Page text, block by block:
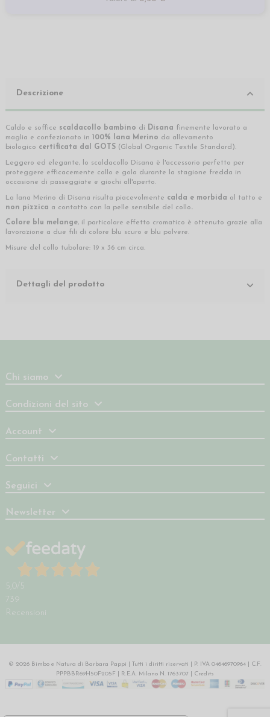
Descrizione
Caldo e soffice scaldacollo bambino di Disana finemente lavorato a
maglia e confezionato in 100% lana Merino da allevamento
biologico certificata dal GOTS (Global Organic Textile Standard).
Leggero ed elegante, lo scaldacollo Disana è l'accessorio perfetto per
proteggere efficacemente collo e gola durante la stagione fredda in
occasione di passeggiate e giochi all'aperto.
La lana Merino di Disana risulta piacevolmente calda e morbida al tatto e
non pizzica a contatto con la pelle sensibile del collo.
Colore blu melange, il particolare effetto cromatico è ottenuto grazie alla
lavorazione a due fili di colore blu scuro e blu polvere.
Misure del collo tubolare: 19 x 36 cm circa.
Dettagli del prodotto
Chi siamo
Condizioni del sito
Account
Contatti
Seguici
Newsletter
5,0 /5
739
Recensioni
© 2026 Bimbo e Natura di Barbara Pappi | Tutti i diritti riservati | P. IVA 04646970964 | C.F.
PPPBBR69H50F205F | R.E.A. Milano N. 1763707 | Credits